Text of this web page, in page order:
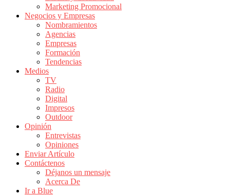
Publicidad
Marketing
Noticias
Actualidad
Mercadeo
Colombia
Revistas
Actualidad
Colombia
Marketing Promocional
Negocios y Empresas
Nombramientos
Agencias
Empresas
Formación
Tendencias
Medios
TV
Radio
Digital
Impresos
Outdoor
Opinión
Entrevistas
Opiniones
Enviar Artículo
Contáctenos
Déjanos un mensaje
Acerca De
Ir a Blue